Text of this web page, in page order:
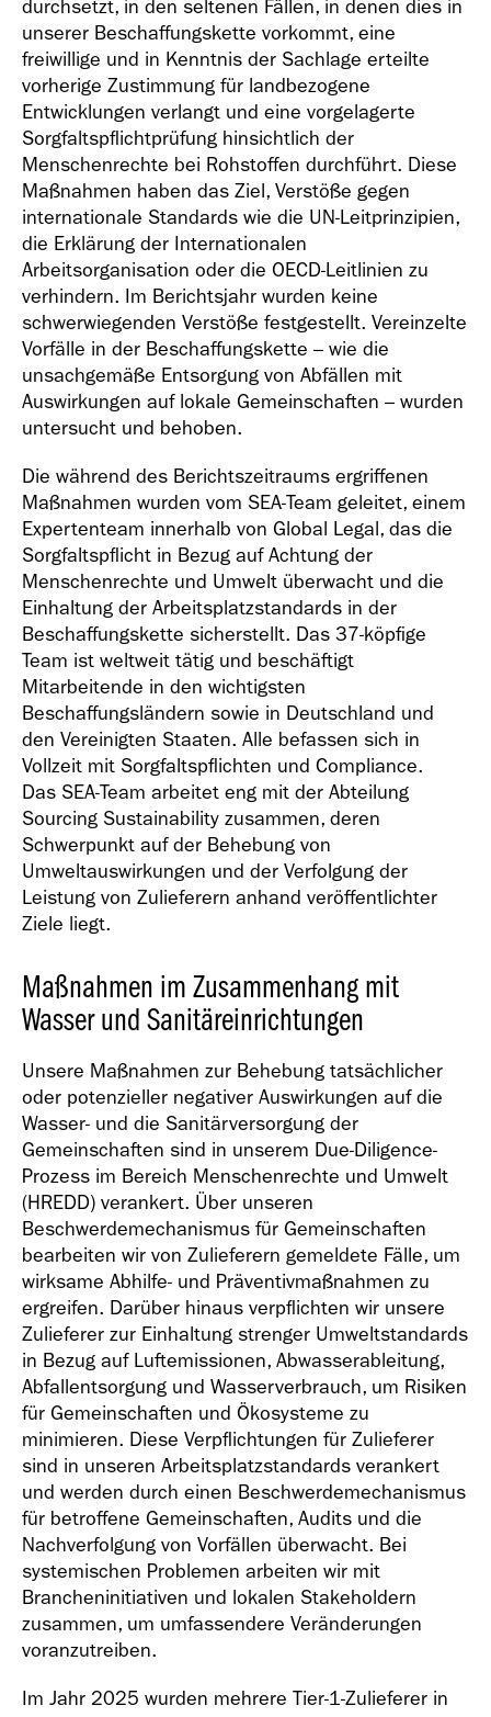
durchsetzt, in den seltenen Fällen, in denen dies in
unserer Beschaffungskette vorkommt, eine
freiwillige und in Kenntnis der Sachlage erteilte
vorherige Zustimmung für landbezogene
Entwicklungen verlangt und eine vorgelagerte
Sorgfaltspflichtprüfung hinsichtlich der
Menschenrechte bei Rohstoffen durchführt. Diese
Maßnahmen haben das Ziel, Verstöße gegen
internationale Standards wie die UN-Leitprinzipien,
die Erklärung der Internationalen
Arbeitsorganisation oder die OECD-Leitlinien zu
verhindern. Im Berichtsjahr wurden keine
schwerwiegenden Verstöße festgestellt. Vereinzelte
Vorfälle in der Beschaffungskette – wie die
unsachgemäße Entsorgung von Abfällen mit
Auswirkungen auf lokale Gemeinschaften – wurden
untersucht und behoben.
Die während des Berichtszeitraums ergriffenen
Maßnahmen wurden vom SEA-Team geleitet, einem
Expertenteam innerhalb von Global Legal, das die
Sorgfaltspflicht in Bezug auf Achtung der
Menschenrechte und Umwelt überwacht und die
Einhaltung der Arbeitsplatzstandards in der
Beschaffungskette sicherstellt. Das 37-köpfige
Team ist weltweit tätig und beschäftigt
Mitarbeitende in den wichtigsten
Beschaffungsländern sowie in Deutschland und
den Vereinigten Staaten. Alle befassen sich in
Vollzeit mit Sorgfaltspflichten und Compliance.
Das SEA-Team arbeitet eng mit der Abteilung
Sourcing Sustainability zusammen, deren
Schwerpunkt auf der Behebung von
Umweltauswirkungen und der Verfolgung der
Leistung von Zulieferern anhand veröffentlichter
Ziele liegt.
Maßnahmen im Zusammenhang mit
Wasser und Sanitäreinrichtungen
Unsere Maßnahmen zur Behebung tatsächlicher
oder potenzieller negativer Auswirkungen auf die
Wasser- und die Sanitärversorgung der
Gemeinschaften sind in unserem Due-Diligence-
Prozess im Bereich Menschenrechte und Umwelt
(HREDD) verankert. Über unseren
Beschwerdemechanismus für Gemeinschaften
bearbeiten wir von Zulieferern gemeldete Fälle, um
wirksame Abhilfe- und Präventivmaßnahmen zu
ergreifen. Darüber hinaus verpflichten wir unsere
Zulieferer zur Einhaltung strenger Umweltstandards
in Bezug auf Luftemissionen, Abwasserableitung,
Abfallentsorgung und Wasserverbrauch, um Risiken
für Gemeinschaften und Ökosysteme zu
minimieren. Diese Verpflichtungen für Zulieferer
sind in unseren Arbeitsplatzstandards verankert
und werden durch einen Beschwerdemechanismus
für betroffene Gemeinschaften, Audits und die
Nachverfolgung von Vorfällen überwacht. Bei
systemischen Problemen arbeiten wir mit
Brancheninitiativen und lokalen Stakeholdern
zusammen, um umfassendere Veränderungen
voranzutreiben.
Im Jahr 2025 wurden mehrere Tier-1-Zulieferer in